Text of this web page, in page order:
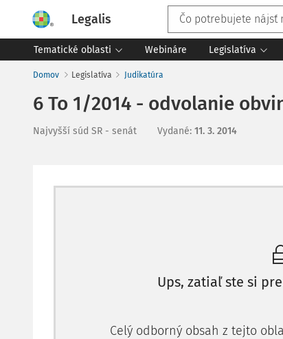
Legalis
Tematické oblasti Webináre Legislatíva
Domov Legislatíva Judikatúra
6 To 1/2014 - odvolanie
Najvyšší súd SR - senát Vydané: 11. 3. 2014
Ups, zatiaľ ste si
Celý odborný obsah z tejto